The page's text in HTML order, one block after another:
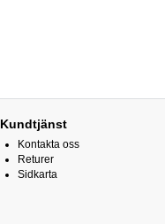
Kundtjänst
Kontakta oss
Returer
Sidkarta